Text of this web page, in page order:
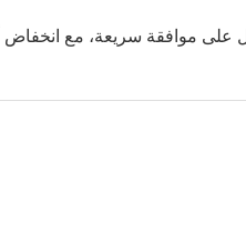
موافقة سريعة، مع انخفاض